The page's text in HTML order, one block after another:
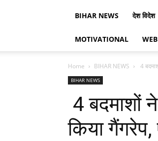
BIHAR NEWS देश विदेश
MOTIVATIONAL
Home BIHAR NEWS 4
BIHAR NEWS
4 बदमाशों
किया गैंगरेप,